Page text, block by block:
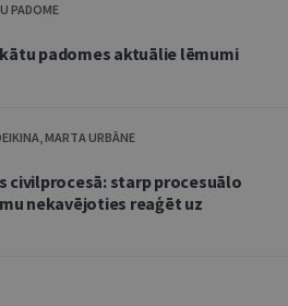
PADOME
padomes aktuālie lēmumi
MARTA URBĀNE
civilprocesā: starp procesuālo
nekavējoties reaģēt uz